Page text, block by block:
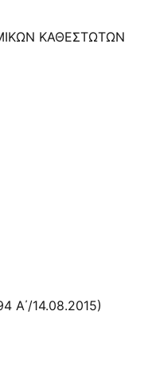
ΚΑΘΕΣΤΩΤΩΝ
Α΄/14.08.2015)